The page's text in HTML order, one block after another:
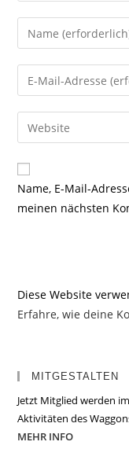
Gib
deinen
Namen
oder
zum
Kommentieren
ein
Gib
deine
E-
Mail-
zum
Kommentieren
ein
Gib
deine
Website-
URL
Name, E-Mail-
meinen nächsten
Diese Website
Erfahre, wie deine
MITGESTALTEN
Jetzt Mitglied werden
Aktivitäten des
MEHR INFO